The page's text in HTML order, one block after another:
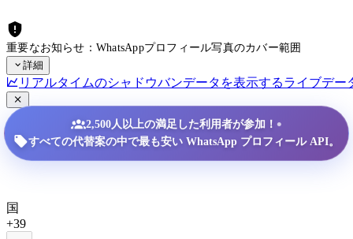
重要なお知らせ：WhatsAppプロフィール写真のカバー範囲
詳細
リアルタイムのシャドウバンデータを表示するライブデー
2,500人以上の満足した利用者が参加！ •
すべての代替案の中で最も安い WhatsApp プロフィール API。
国
+39